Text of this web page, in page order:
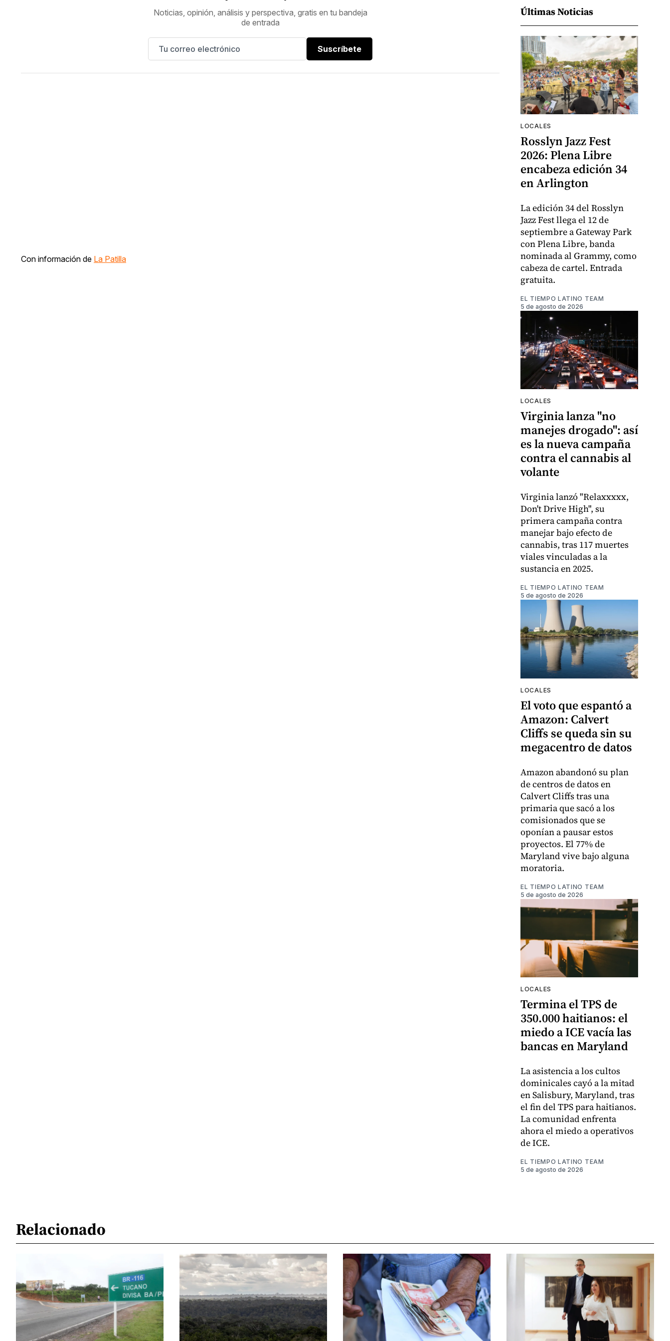
Noticias, opinión, análisis y perspectiva, gratis en tu bandeja
de entrada
Suscríbete
Con información de La Patilla
Últimas Noticias
LOCALES
Rosslyn Jazz Fest
2026: Plena Libre
encabeza edición 34
en Arlington
La edición 34 del Rosslyn
Jazz Fest llega el 12 de
septiembre a Gateway Park
con Plena Libre, banda
nominada al Grammy, como
cabeza de cartel. Entrada
gratuita.
EL TIEMPO LATINO TEAM
5 de agosto de 2026
LOCALES
Virginia lanza "no
manejes drogado": así
es la nueva campaña
contra el cannabis al
volante
Virginia lanzó "Relaxxxxx,
Don't Drive High", su
primera campaña contra
manejar bajo efecto de
cannabis, tras 117 muertes
viales vinculadas a la
sustancia en 2025.
EL TIEMPO LATINO TEAM
5 de agosto de 2026
LOCALES
El voto que espantó a
Amazon: Calvert
Cliffs se queda sin su
megacentro de datos
Amazon abandonó su plan
de centros de datos en
Calvert Cliffs tras una
primaria que sacó a los
comisionados que se
oponían a pausar estos
proyectos. El 77% de
Maryland vive bajo alguna
moratoria.
EL TIEMPO LATINO TEAM
5 de agosto de 2026
LOCALES
Termina el TPS de
350.000 haitianos: el
miedo a ICE vacía las
bancas en Maryland
La asistencia a los cultos
dominicales cayó a la mitad
en Salisbury, Maryland, tras
el fin del TPS para haitianos.
La comunidad enfrenta
ahora el miedo a operativos
de ICE.
EL TIEMPO LATINO TEAM
5 de agosto de 2026
Relacionado